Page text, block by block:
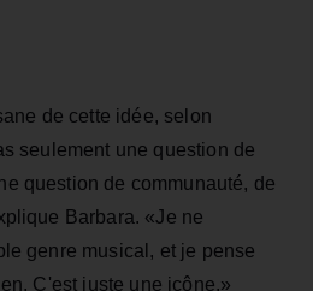
de cette idée, selon
seulement une question de
question de communauté, de
Barbara. «Je ne
genre musical, et je pense
C'est juste une icône.»